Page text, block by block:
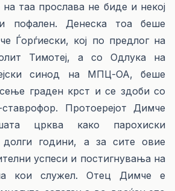
таа прослава не биде и некој
пофален. Денеска тоа беше
Ѓорѓиески, кој по предлог на
Тимотеј, а со Одлука на
синод на МПЦ-ОА, беше
граден крст и се здоби со
ставрофор. Протоерејот Димче
црква како парохиски
долги години, а за сите овие
успеси и постигнувања на
кои служел. Отец Димче е